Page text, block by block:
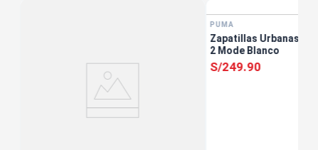
PUMA
Zapatillas Urbanas
2 Mode Blanco
S/249.90